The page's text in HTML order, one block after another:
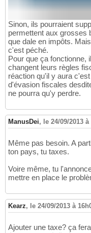
Sinon, ils pourraient
permettent aux grosses
que dale en impôts.
c'est péché.
Pour que ça fonctionne,
changent leurs règles
réaction qu'il y aura
d'évasion fiscales
ne pourra qu'y perdre.
ManusDei, le 24/09/2013
Même pas besoin. A
ton pays, tu taxes.
Voire même, tu
mettre en place le
Kearz, le 24/09/2013 à
Ajouter une taxe? ça